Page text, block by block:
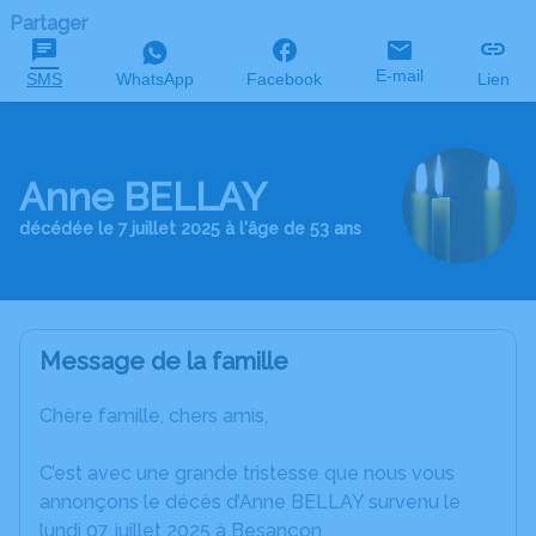
Partager
SMS WhatsApp Facebook E-mail Lien
Anne BELLAY
décédée le 7 juillet 2025 à l'âge de 53 ans
Message de la famille
Chère famille, chers amis,
C’est avec une grande tristesse que nous vous
annonçons le décès d’Anne BELLAY survenu le
lundi 07 juillet 2025 à Besançon.